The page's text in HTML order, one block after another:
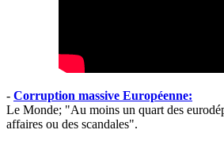
- Corruption massive Européenne:
Le Monde; "Au moins un quart des
affaires ou des scandales".